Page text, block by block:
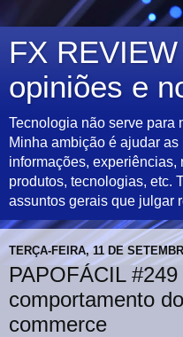
FX
opiniões e
Tecnologia não serve para
Minha ambição é ajudar
informações,
produtos, tecnologias, etc.
assuntos gerais que julgar
TERÇA-FEIRA, 11 DE
PAPOFÁCIL
comportamento
commerce